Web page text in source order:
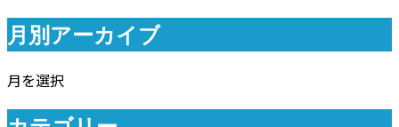
月別アーカイブ
月を選択